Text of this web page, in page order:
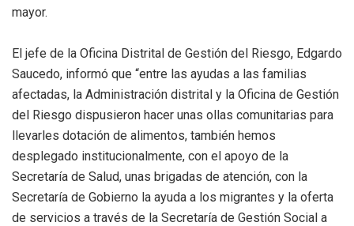
mayor.
El jefe de la Oficina Distrital de Gestión del Riesgo, Edgardo
Saucedo, informó que “entre las ayudas a las familias
afectadas, la Administración distrital y la Oficina de Gestión
del Riesgo dispusieron hacer unas ollas comunitarias para
llevarles dotación de alimentos, también hemos
desplegado institucionalmente, con el apoyo de la
Secretaría de Salud, unas brigadas de atención, con la
Secretaría de Gobierno la ayuda a los migrantes y la oferta
de servicios a través de la Secretaría de Gestión Social a